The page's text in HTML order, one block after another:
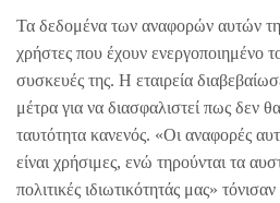
Τα δεδομένα των αναφορών αυτών
χρήστες που έχουν ενεργοποιημένο
συσκευές της. Η εταιρεία
μέτρα για να διασφαλιστεί πως δεν
ταυτότητα κανενός. «Οι αναφορές
είναι χρήσιμες, ενώ τηρούνται τα
πολιτικές ιδιωτικότητάς μας»